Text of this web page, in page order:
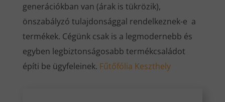
generációkban van (árak is tükrözik),
önszabályzó tulajdonsággal rendelkeznek-e a
termékek. Cégünk csak is a legmodernebb és
egyben legbiztonságosabb termékcsaládot
építi be ügyfeleinek. Fűtőfólia Keszthely